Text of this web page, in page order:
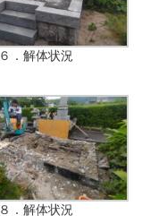
６．解体状況
８．解体状況